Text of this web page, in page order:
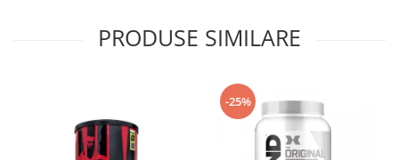
PRODUSE SIMILARE
-25%